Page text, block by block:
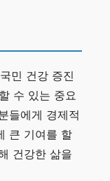
민 건강 증진
수 있는 중요
들에게 경제적
큰 기여를 할
건강한 삶을